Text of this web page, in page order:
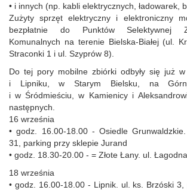
• i innych (np. kabli elektrycznych, ładowarek,
Zużyty sprzęt elektryczny i elektroniczny
bezpłatnie do Punktów Selektywnej
Komunalnych na terenie Bielska-Białej (ul.
Straconki 1 i ul. Szyprów 8).
Do tej pory mobilne zbiórki odbyły się już w
i Lipniku, w Starym Bielsku, na
i w Śródmieściu, w Kamienicy i
następnych.
16 września
• godz. 16.00-18.00 - Osiedle
31, parking przy sklepie Jurand
• godz. 18.30-20.00 - = Złote Łany. ul.
18 września
• godz. 16.00-18.00 - Lipnik. ul. ks. Brzóski